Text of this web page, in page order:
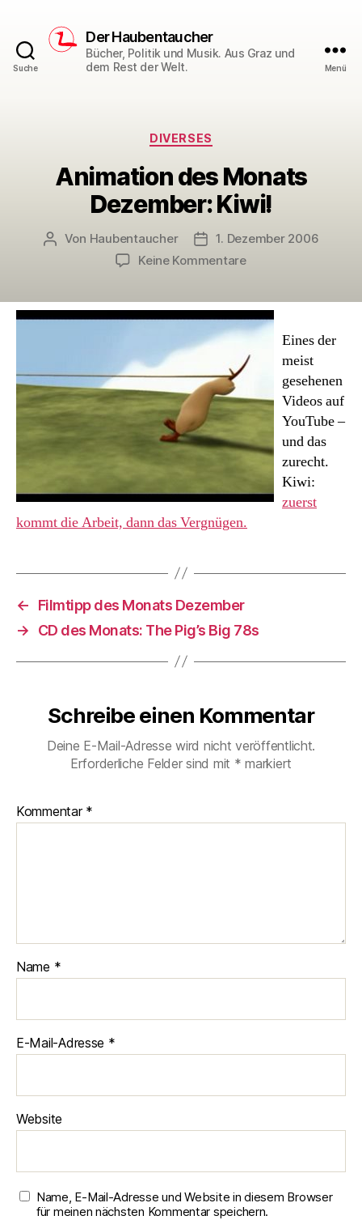
Suche
Der Haubentaucher
Bücher, Politik und Musik. Aus Graz und
dem Rest der Welt.
Menü
Kategorien
DIVERSES
Animation des Monats
Dezember: Kiwi!
Beitragsautor
Von Haubentaucher Veröffentlichungsdatum
1. Dezember 2006
Keine Kommentarezu
Monats
Dezember:
Eines der
meist
gesehenen
Videos auf
YouTube –
und das
zurecht.
Kiwi:
zuerst
kommt die Arbeit, dann das Vergnügen.
←
Filmtipp des Monats Dezember
→
CD des Monats: The Pig’s Big 78s
Schreibe einen Kommentar
Deine E-Mail-Adresse wird nicht veröffentlicht.
Erforderliche Felder sind mit * markiert
Kommentar *
Name *
E-Mail-Adresse *
Website
Name, E-Mail-Adresse und Website in diesem Browser
für meinen nächsten Kommentar speichern.